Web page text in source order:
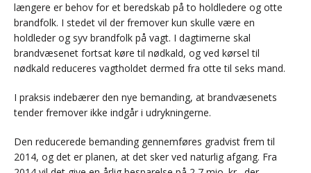
længere er behov for et beredskab på to holdledere og otte
brandfolk. I stedet vil der fremover kun skulle være en
holdleder og syv brandfolk på vagt. I dagtimerne skal
brandvæsenet fortsat køre til nødkald, og ved kørsel til
nødkald reduceres vagtholdet dermed fra otte til seks mand.
I praksis indebærer den nye bemanding, at brandvæsenets
tender fremover ikke indgår i udrykningerne.
Den reducerede bemanding gennemføres gradvist frem til
2014, og det er planen, at det sker ved naturlig afgang. Fra